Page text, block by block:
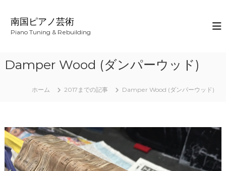
ス
南国ピアノ芸術
Piano Tuning & Rebuilding
Damper Wood (ダンパーウッド)
ホーム 2017までの記事 Damper Wood (ダンパーウッド)